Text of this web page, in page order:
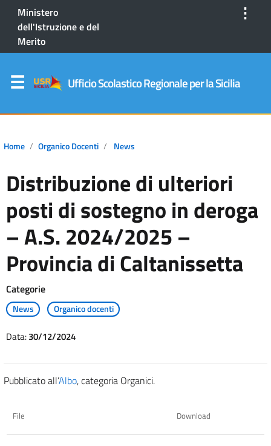
Ministero
dell'Istruzione e del
Merito
⋮
Ufficio Scolastico Regionale per la Sicilia
Home Organico Docenti News
Distribuzione di ulteriori
posti di sostegno in deroga
– A.S. 2024/2025 –
Provincia di Caltanissetta
Categorie
News Organico docenti
Data:30/12/2024
Pubblicato all’Albo, categoria Organici.
File Download